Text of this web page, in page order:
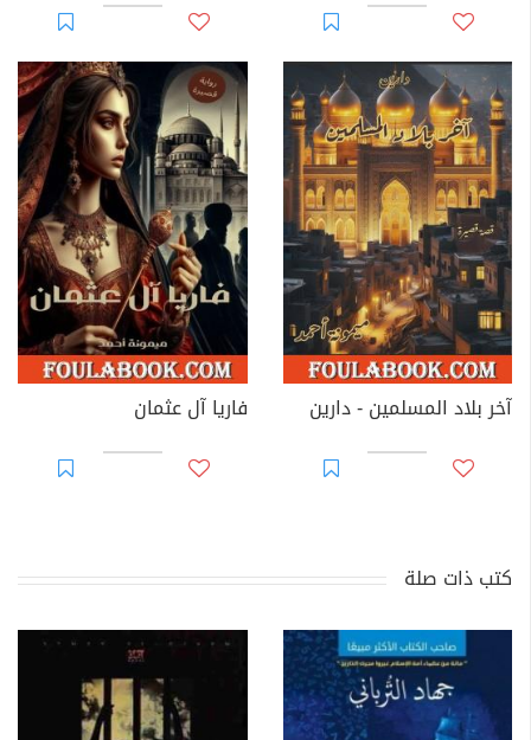
آخر بلاد المسلمين - دارين فاريا آل عثمان
كتب ذات صلة